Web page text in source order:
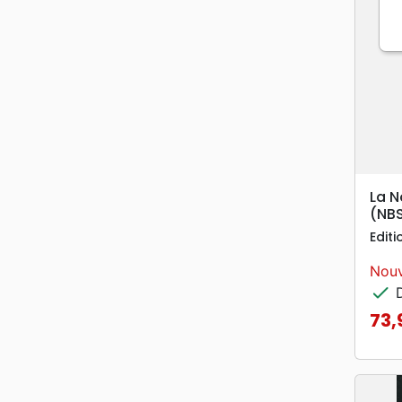
La
check
Prix